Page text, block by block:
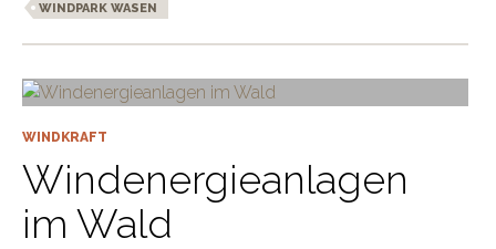
WINDPARK WASEN
WINDKRAFT
Windenergieanlagen
im Wald